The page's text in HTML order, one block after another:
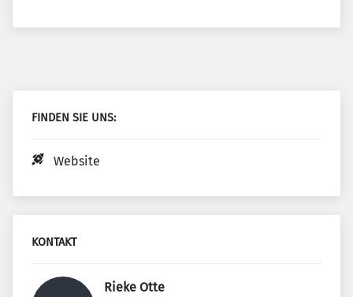
FINDEN SIE UNS:
Website
KONTAKT
Rieke Otte